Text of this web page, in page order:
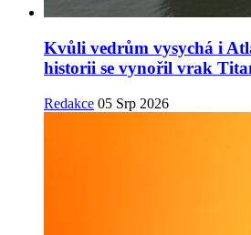
Kvůli vedrům vysychá i
historii se vynořil vrak
Redakce 05 Srp 2026